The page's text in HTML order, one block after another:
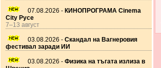
07.08.2026 - КИНОПРОГРАМА Cinema
City Русе
7–13 август
03.08.2026 - Скандал на Вагнеровия
фестивал заради ИИ
03.08.2026 - Физика на тъгата излиза в